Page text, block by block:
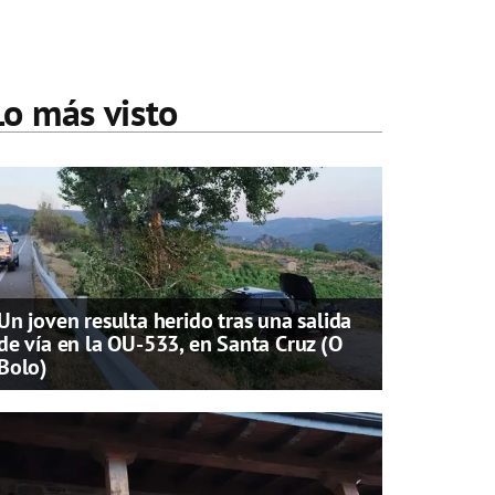
más visto
joven resulta herido tras una salida
vía en la OU-533, en Santa Cruz (O